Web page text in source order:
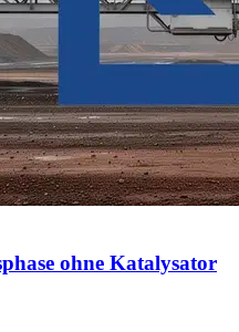
ohne Katalysator